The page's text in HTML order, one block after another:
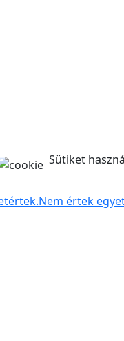
Sütiket
Nem értek